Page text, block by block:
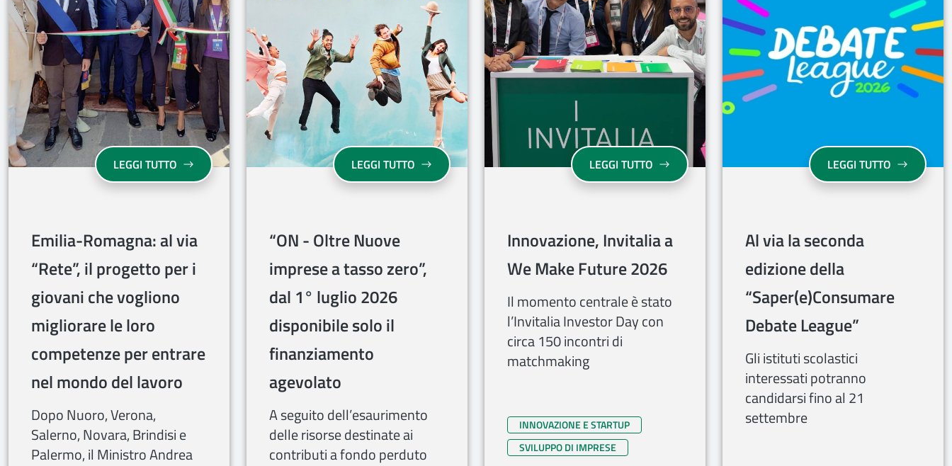
LEGGI TUTTO EMILIA-ROMAGNA: AL VIA “RETE”, IL PROGETTO PER I GIOVANI CHE VOGLIONO MIGLIORARE LE LORO COMPETENZE PER ENTRARE NEL MONDO DEL
Emilia-Romagna: al via
“Rete”, il progetto per i
giovani che vogliono
migliorare le loro
competenze per entrare
nel mondo del lavoro
Dopo Nuoro, Verona,
Salerno, Novara, Brindisi e
Palermo, il Ministro Andrea
LEGGI TUTTO “ON - OLTRE NUOVE IMPRESE A TASSO ZERO”, DAL 1° LUGLIO 2026 DISPONIBILE SOLO IL FINANZIAMENTO
“ON - Oltre Nuove
imprese a tasso zero”,
dal 1° luglio 2026
disponibile solo il
finanziamento
agevolato
A seguito dell’esaurimento
delle risorse destinate ai
contributi a fondo perduto
LEGGI TUTTO INNOVAZIONE, INVITALIA A WE MAKE FUTURE 2026
Innovazione, Invitalia a
We Make Future 2026
Il momento centrale è stato
l’Invitalia Investor Day con
circa 150 incontri di
matchmaking
INNOVAZIONE E STARTUP
SVILUPPO DI IMPRESE
LEGGI TUTTO AL VIA LA
Al via la seconda
edizione della
“Saper(e)Consumare
Debate League”
Gli istituti scolastici
interessati potranno
candidarsi fino al 21
settembre